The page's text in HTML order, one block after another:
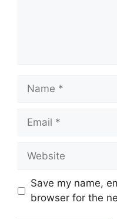
Name
Email
Website
Save my name,
browser for the